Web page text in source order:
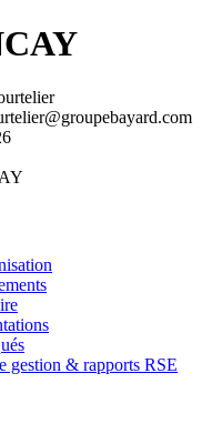
gestion & rapports RSE